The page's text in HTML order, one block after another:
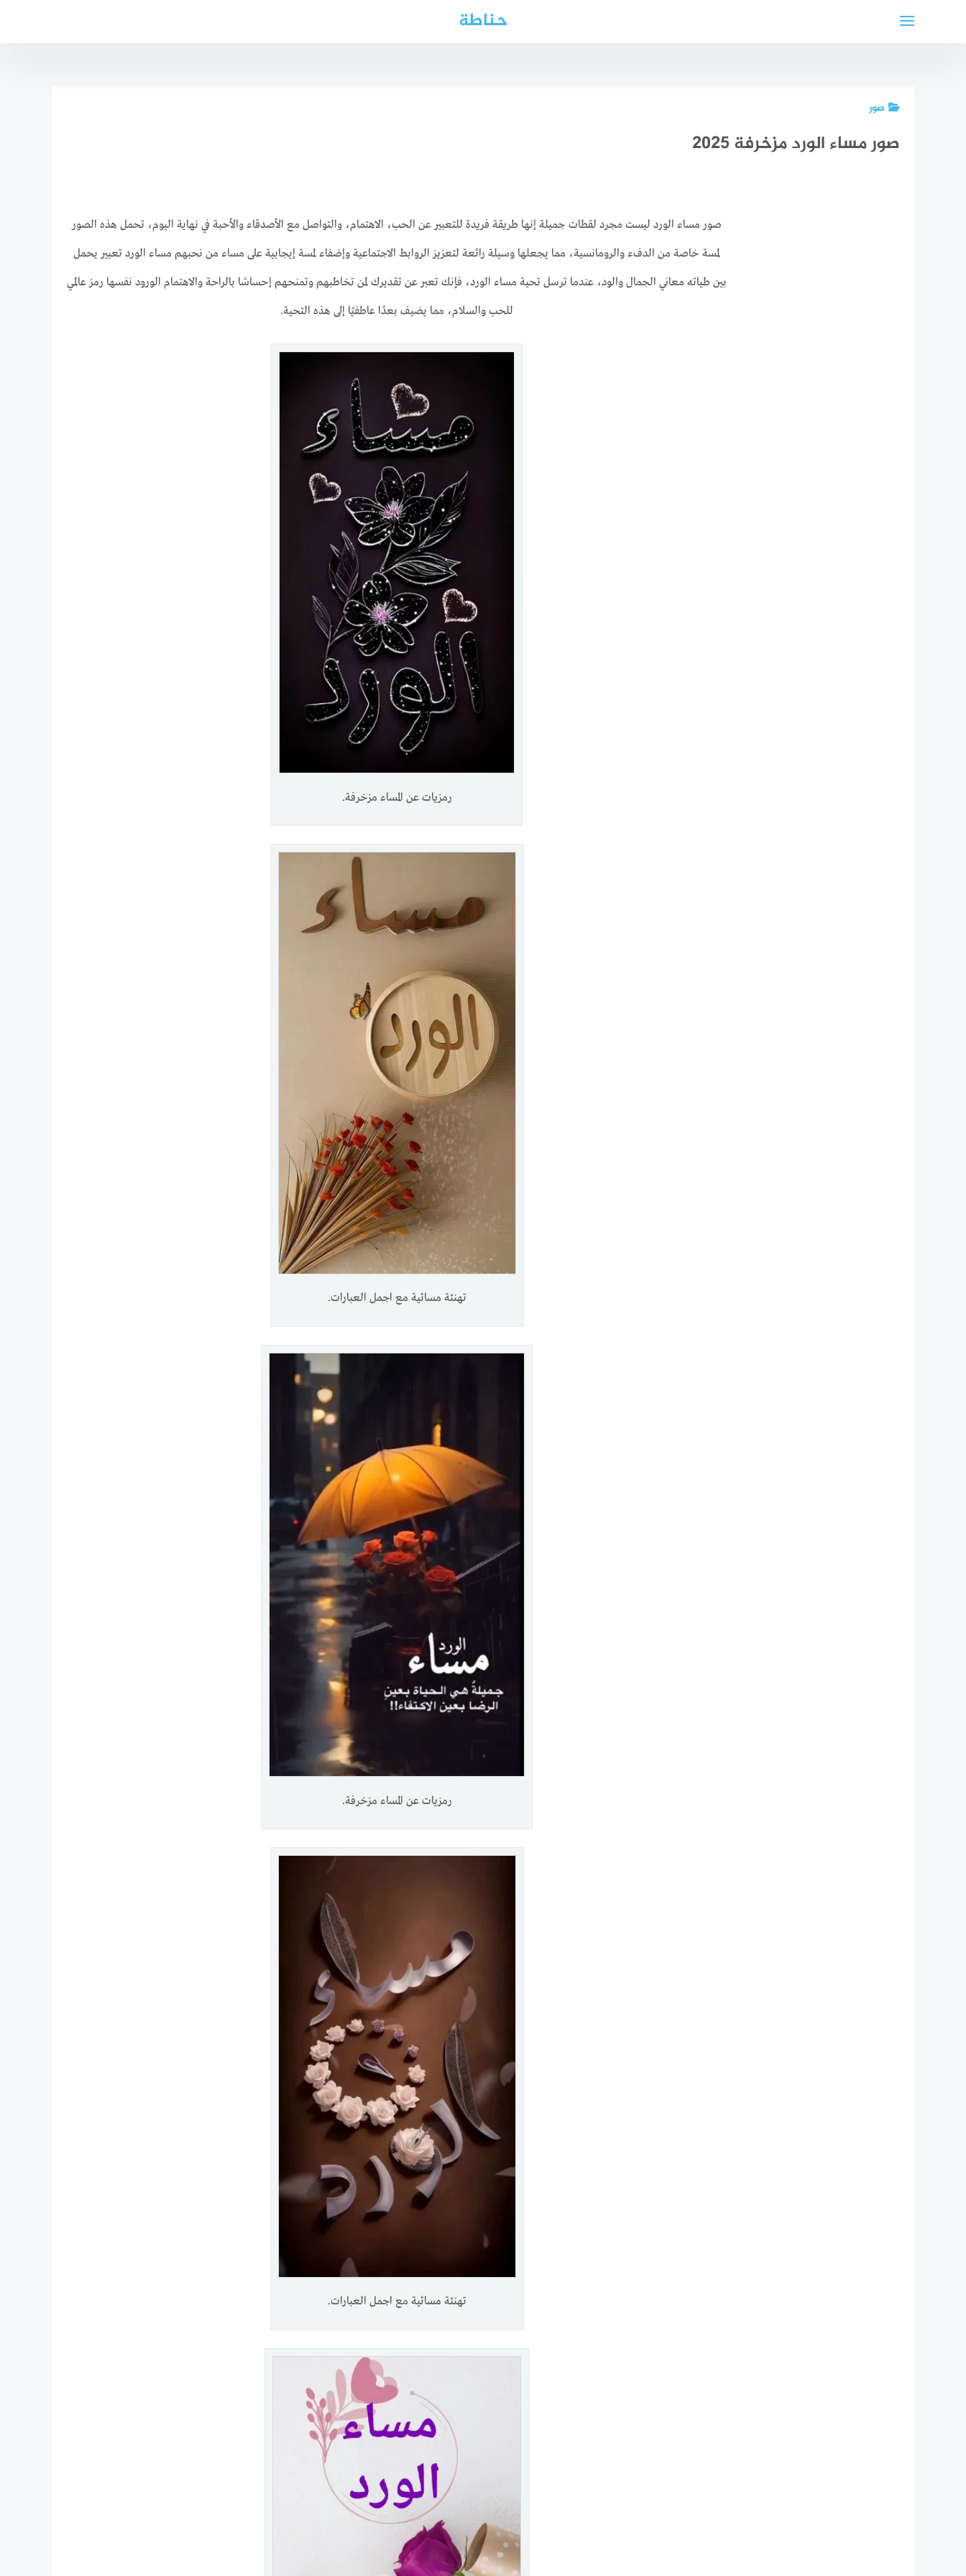
حناطة
صور
صور مساء الورد مزخرفة 2025
صور مساء الورد ليست مجرد لقطات جميلة إنها طريقة فريدة للتعبير عن الحب، الاهتمام، والتواصل مع الأصدقاء والأحبة في نهاية اليوم، تحمل هذه الصور
لمسة خاصة من الدفء والرومانسية، مما يجعلها وسيلة رائعة لتعزيز الروابط الاجتماعية وإضفاء لمسة إيجابية على مساء من نحبهم مساء الورد تعبير يحمل
بين طياته معاني الجمال والود، عندما ترسل تحية مساء الورد، فإنك تعبر عن تقديرك لمن تخاطبهم وتمنحهم إحساسًا بالراحة والاهتمام الورود نفسها رمز عالمي
للحب والسلام، مما يضيف بعدًا عاطفيًا إلى هذه التحية.
رمزيات عن المساء مزخرفة.
تهنئة مسائية مع اجمل العبارات.
رمزيات عن المساء مزخرفة.
تهنئة مسائية مع اجمل العبارات.